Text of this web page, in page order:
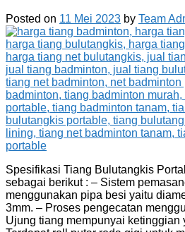
Posted on 11 Mei 2023 by Team
Spesifikasi Tiang Bulutangkis
sebagai berikut : – Sistem
menggunakan pipa besi yaitu
3mm. – Proses pengecatan
Ujung tiang mempunyai ketinggian